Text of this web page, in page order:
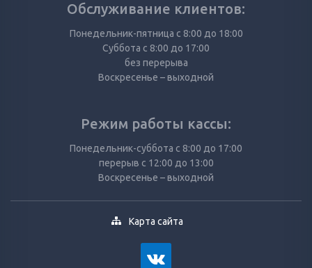
Обслуживание клиентов:
Понедельник-пятница с 8:00 до 18:00
Суббота с 8:00 до 17:00
без перерыва
Воскресенье – выходной
Режим работы кассы:
Понедельник-суббота с 8:00 до 17:00
перерыв с 12:00 до 13:00
Воскресенье – выходной
Карта сайта